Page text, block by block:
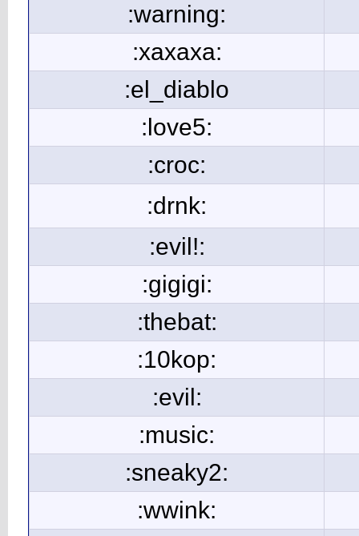
:warning:
:xaxaxa:
:el_diablo
:love5:
:croc:
:drnk:
:evil!:
:gigigi:
:thebat:
:10kop:
:evil:
:music:
:sneaky2:
:wwink: